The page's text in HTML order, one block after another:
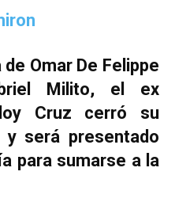
Omar De Felippe
Milito, el ex
Cruz cerró su
será presentado
para sumarse a la